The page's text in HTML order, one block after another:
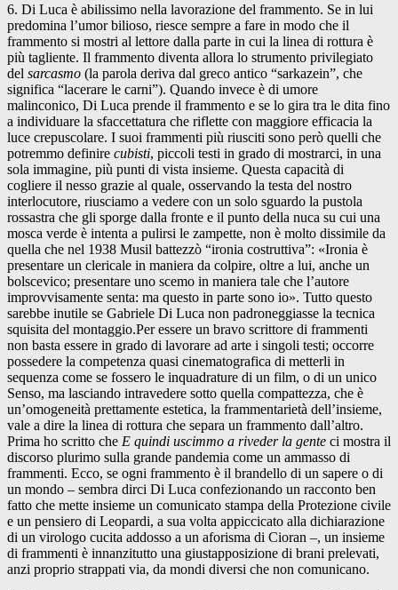
6. Di Luca è abilissimo nella lavorazione del frammento. Se in lui
predomina l’umor bilioso, riesce sempre a fare in modo che il
frammento si mostri al lettore dalla parte in cui la linea di rottura è
più tagliente. Il frammento diventa allora lo strumento privilegiato
del sarcasmo (la parola deriva dal greco antico “sarkazein”, che
significa “lacerare le carni”). Quando invece è di umore
malinconico, Di Luca prende il frammento e se lo gira tra le dita fino
a individuare la sfaccettatura che riflette con maggiore efficacia la
luce crepuscolare. I suoi frammenti più riusciti sono però quelli che
potremmo definire cubisti, piccoli testi in grado di mostrarci, in una
sola immagine, più punti di vista insieme. Questa capacità di
cogliere il nesso grazie al quale, osservando la testa del nostro
interlocutore, riusciamo a vedere con un solo sguardo la pustola
rossastra che gli sporge dalla fronte e il punto della nuca su cui una
mosca verde è intenta a pulirsi le zampette, non è molto dissimile da
quella che nel 1938 Musil battezzò “ironia costruttiva”: «Ironia è
presentare un clericale in maniera da colpire, oltre a lui, anche un
bolscevico; presentare uno scemo in maniera tale che l’autore
improvvisamente senta: ma questo in parte sono io». Tutto questo
sarebbe inutile se Gabriele Di Luca non padroneggiasse la tecnica
squisita del montaggio.Per essere un bravo scrittore di frammenti
non basta essere in grado di lavorare ad arte i singoli testi; occorre
possedere la competenza quasi cinematografica di metterli in
sequenza come se fossero le inquadrature di un film, o di un unico
Senso, ma lasciando intravedere sotto quella compattezza, che è
un’omogeneità prettamente estetica, la frammentarietà dell’insieme,
vale a dire la linea di rottura che separa un frammento dall’altro.
Prima ho scritto che E quindi uscimmo a riveder la gente ci mostra il
discorso plurimo sulla grande pandemia come un ammasso di
frammenti. Ecco, se ogni frammento è il brandello di un sapere o di
un mondo – sembra dirci Di Luca confezionando un racconto ben
fatto che mette insieme un comunicato stampa della Protezione civile
e un pensiero di Leopardi, a sua volta appiccicato alla dichiarazione
di un virologo cucita addosso a un aforisma di Cioran –, un insieme
di frammenti è innanzitutto una giustapposizione di brani prelevati,
anzi proprio strappati via, da mondi diversi che non comunicano.